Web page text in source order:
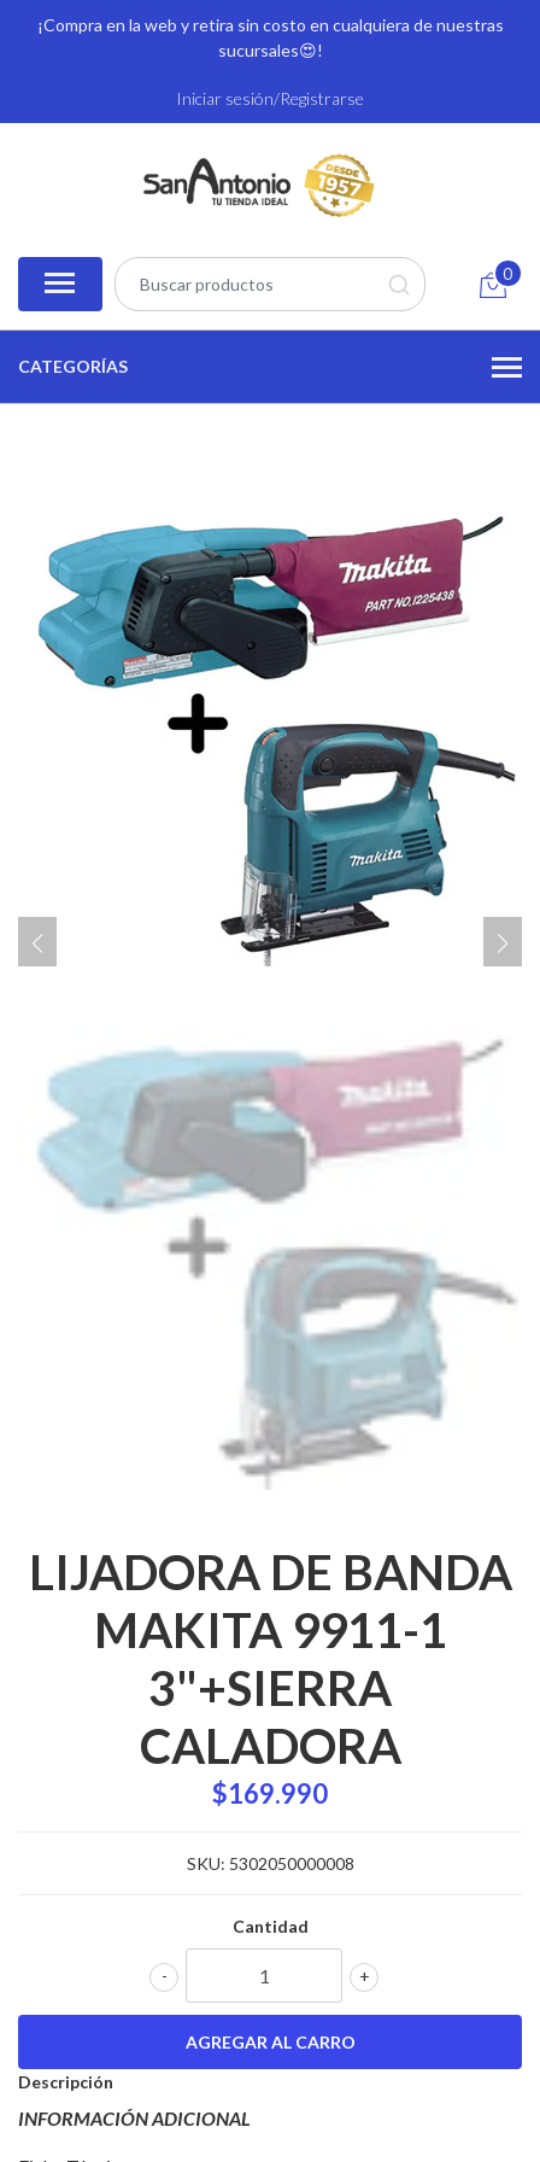
¡Compra en la web y retira sin costo en cualquiera de nuestras
sucursales😍!
Iniciar sesión/Registrarse
0
CATEGORÍAS
LIJADORA DE BANDA
MAKITA 9911-1
3"+SIERRA
CALADORA
$169.990
SKU: 5302050000008
Cantidad
+
-
Descripción
INFORMACIÓN ADICIONAL